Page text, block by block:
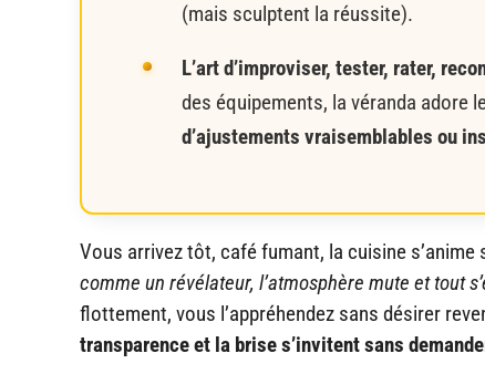
(mais sculptent la réussite).
L’art d’improviser, tester, rater,
des équipements, la véranda adore
d’ajustements vraisemblables ou
Vous arrivez tôt, café fumant, la cuisine
comme un révélateur, l’atmosphère mute et tout
flottement, vous l’appréhendez sans désirer
transparence et la brise s’invitent sans